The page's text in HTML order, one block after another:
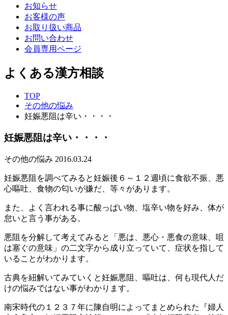
お知らせ
お客様の声
お取り扱い商品
お問い合わせ
会員専用ページ
よくある漢方相談
TOP
その他の悩み
妊娠悪阻は辛い・・・・
妊娠悪阻は辛い・・・・
その他の悩み 2016.03.24
妊娠悪阻を調べてみると妊娠後６～１２週頃に食欲不振、悪
心嘔吐、食物の匂いが嫌だ、等々があります。
また、よく言われる事に酸っぱい物、塩辛い物を好み、体が
怠いと言う事がある。
悪阻を分解して考えてみると「悪は、悪心・悪食の意味、咀
は塞ぐの意味」の二文字から成り立っていて、症状を指して
いることがわかります。
古典を紐解いてみていくと妊娠悪阻、嘔吐は、何も現代人だ
けの悩みではない事がわかります。
南宋時代の１２３７年に陳自明によってまとめられた『婦人